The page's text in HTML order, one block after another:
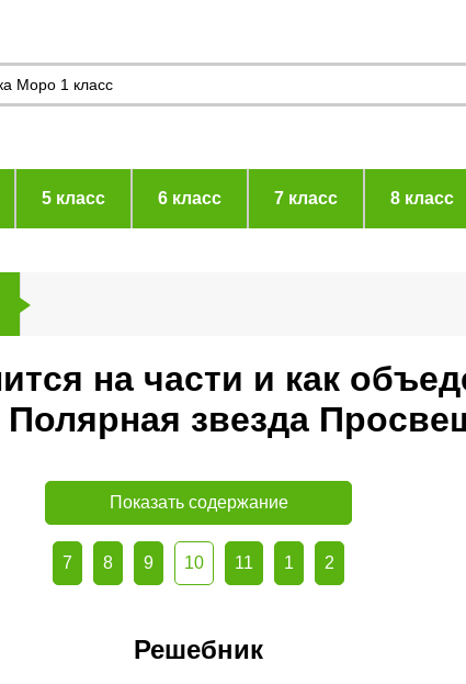
5 класс 6 класс 7 класс 8 класс
на части и как
Полярная звезда
Показать содержание
7 8 9 10 11 1 2
Решебник